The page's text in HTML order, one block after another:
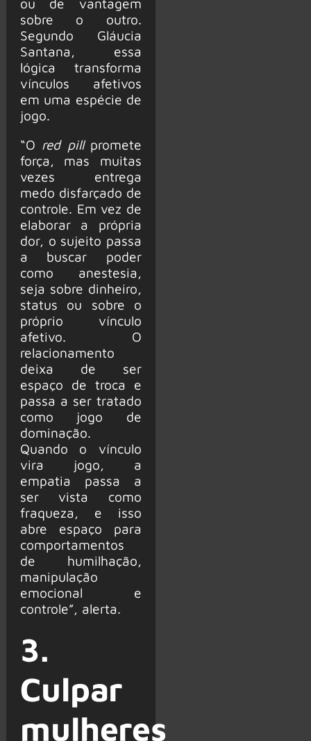
sobre o outro.
Segundo Gláucia
Santana, essa
lógica transforma
vínculos afetivos
em uma espécie de
jogo.
“O red pillpromete
força, mas muitas
vezes entrega
medo disfarçado de
controle. Em vez de
elaborar a própria
dor, o sujeito passa
a buscar poder
como anestesia,
seja sobre dinheiro,
status ou sobre o
próprio vínculo
afetivo. O
relacionamento
deixa de ser
espaço de troca e
passa a ser tratado
como jogo de
dominação.
Quando o vínculo
vira jogo, a
empatia passa a
ser vista como
fraqueza, e isso
abre espaço para
comportamentos
de humilhação,
manipulação
emocional e
controle”, alerta.
3.
Culpar
mulheres